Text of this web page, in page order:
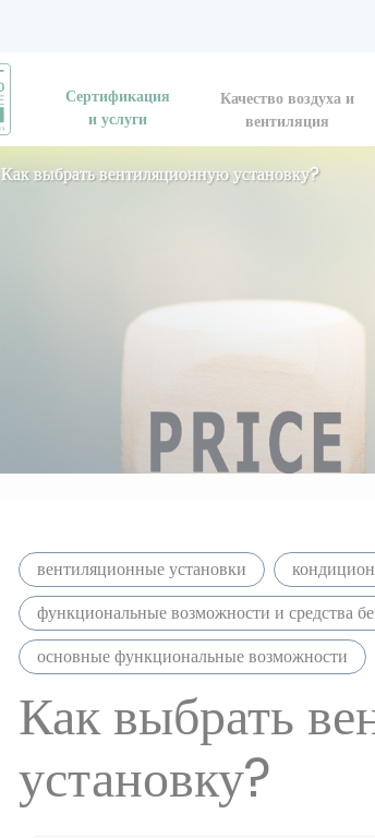
Сертификация
и услуги
Качество воздуха и
вентиляция
Как выбрать вентиляционную установку?
вентиляционные установки
функциональные возможности и средства
основные функциональные возможности
Как выбрать
установку?